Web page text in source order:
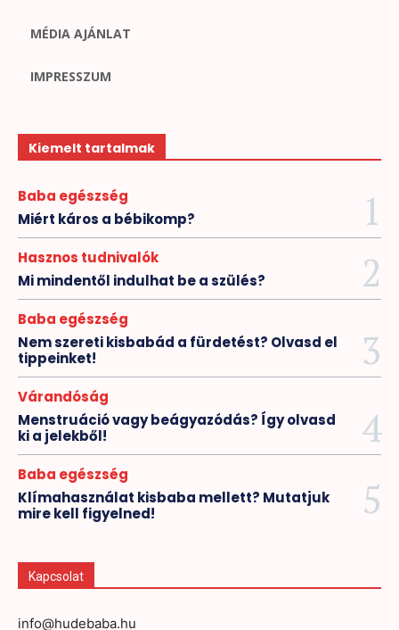
MÉDIA AJÁNLAT
IMPRESSZUM
Kiemelt tartalmak
Baba egészség
Miért káros a bébikomp?
Hasznos tudnivalók
Mi mindentől indulhat be a szülés?
Baba egészség
Nem szereti kisbabád a fürdetést? Olvasd el
tippeinket!
Várandóság
Menstruáció vagy beágyazódás? Így olvasd
ki a jelekből!
Baba egészség
Klímahasználat kisbaba mellett? Mutatjuk
mire kell figyelned!
Kapcsolat
info@hudebaba.hu